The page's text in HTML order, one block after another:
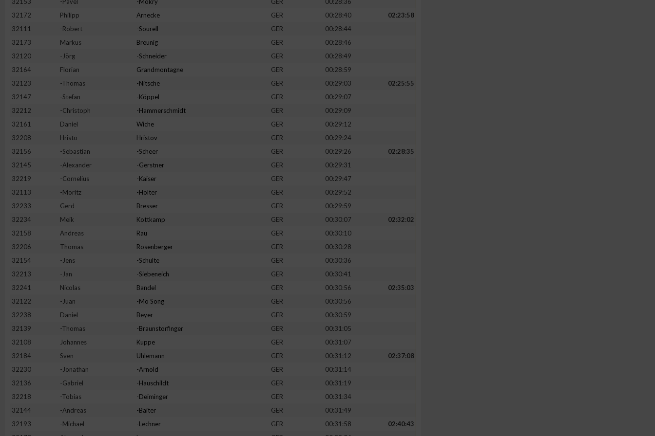
32172
Philipp Arnecke GER 00:28:40
02:23:58
32111
-Robert -Sourell GER
00:28:44
32173
Markus Breunig GER
00:28:46
32120
-Jörg -Schneider GER
00:28:49
32164
Florian Grandmontagne GER
00:28:59
32123
-Thomas -Nitsche GER 00:29:03
02:25:55
32147
-Stefan -Köppel GER
00:29:07
32212
-Christoph -Hammerschmidt GER
00:29:09
32161
Daniel Wiche GER
00:29:12
32208
Hristo Hristov GER
00:29:24
32156
-Sebastian -Scheer GER 00:29:26
02:28:35
32145
-Alexander -Gerstner GER
00:29:31
32219
-Cornelius -Kaiser GER
00:29:47
32113
-Moritz -Holter GER
00:29:52
32233
Gerd Bresser GER
00:29:59
32234
Meik Kottkamp GER 00:30:07
02:32:02
32158
Andreas Rau GER
00:30:10
32206
Thomas Rosenberger GER
00:30:28
32154
-Jens -Schulte GER
00:30:36
32213
-Jan -Siebeneich GER
00:30:41
32241
Nicolas Bandel GER 00:30:56
02:35:03
32122
-Juan -Mo Song GER
00:30:56
32238
Daniel Beyer GER
00:30:59
32139
-Thomas -Braunstorfinger GER
00:31:05
32108
Johannes Kuppe GER
00:31:07
32184
Sven Uhlemann GER 00:31:12
02:37:08
32230
-Jonathan -Arnold GER
00:31:14
32136
-Gabriel -Hauschildt GER
00:31:19
32218
-Tobias -Deiminger GER
00:31:34
32144
-Andreas -Baiter GER
00:31:49
32193
-Michael -Lechner GER 00:31:58
02:40:43
Erstellung von Profilen zur Personalisierung von Inhalten
Messung der Werbeleistung
Messung der Performance von Inhalten
Analyse von Zielgruppen durch Statistiken oder Kombinationen von Daten aus
Entwicklung und Verbesserung der Angebote
IAB-Besonderheiten:
Geräte anhand von aktiv angeforderten Informationen identifizieren
Nicht-IAB-Verarbeitungszwecke:
Notwendig
Performance
Funktional